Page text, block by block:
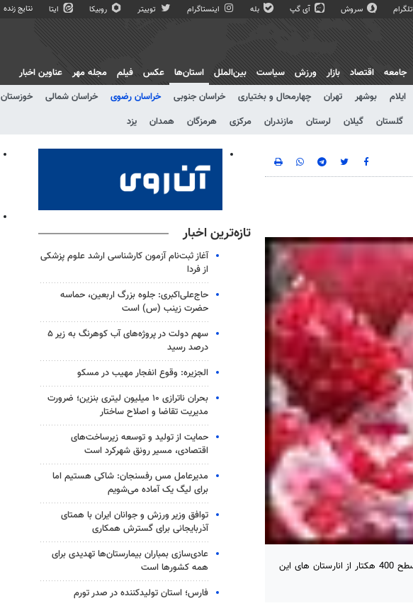
تلگرام سروش آی گپ بله اینستاگرام توییتر روبیکا ایتا نتایج زنده
جامعه اقتصاد بازار ورزش سیاست بین‌الملل
استان‌ها
ایلام بوشهر تهران چهارمحال و بختیاری خراسان جنوبی خراسان رضوی خراسان شمالی خوزستان
گلستان گیلان لرستان مازندران مرکزی هرمزگان همدان یزد
عکس فیلم مجله مهر عناوین اخبار
کاشمر - خبرگزاری مهر: مدیر جهاد کشاورزی کاشمر از شروع برداشت انار از سطح 400 هکتار از انارستان های این
تازه‌ترین اخبار
آغاز ثبت‌نام‌ آزمون کارشناسی ارشد علوم پزشکی
از فردا
حاج‌علی‌اکبری: جلوه بزرگ اربعین، حماسه
حضرت زینب (س) است
سهم دولت در پروژه‌های آب کوهرنگ به زیر ۵
درصد رسید
الجزیره: وقوع انفجار مهیب در مسکو
بحران ناترازی ۱۰ میلیون لیتری بنزین؛ ضرورت
مدیریت تقاضا و اصلاح ساختار
حمایت از تولید و توسعه زیرساخت‌های
اقتصادی، مسیر رونق شهرکرد است
مدیرعامل مس رفسنجان: شاکی هستیم اما
برای لیگ یک آماده می‌شویم
توافق وزیر ورزش و جوانان ایران با همتای
آذربایجانی برای گسترش همکاری
عادی‌سازی بمباران بیمارستان‌ها تهدیدی برای
همه کشورها است
فارس؛ استان تولیدکننده در صدر تورم